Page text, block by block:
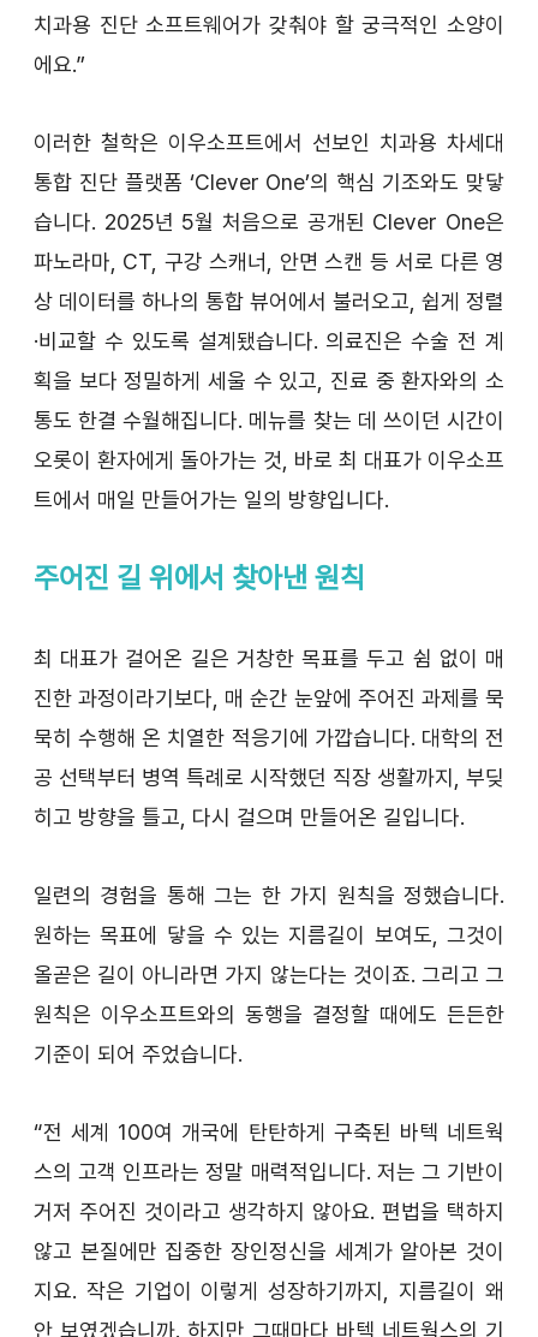
치과용 진단 소프트웨어가 갖춰야 할 궁극적인 소양이
에요.”
이러한 철학은 이우소프트에서 선보인 치과용 차세대
통합 진단 플랫폼 ‘Clever One’의 핵심 기조와도 맞닿
습니다. 2025년 5월 처음으로 공개된 Clever One은
파노라마, CT, 구강 스캐너, 안면 스캔 등 서로 다른 영
상 데이터를 하나의 통합 뷰어에서 불러오고, 쉽게 정렬
·비교할 수 있도록 설계됐습니다. 의료진은 수술 전 계
획을 보다 정밀하게 세울 수 있고, 진료 중 환자와의 소
통도 한결 수월해집니다. 메뉴를 찾는 데 쓰이던 시간이
오롯이 환자에게 돌아가는 것, 바로 최 대표가 이우소프
트에서 매일 만들어가는 일의 방향입니다.
주어진 길 위에서 찾아낸 원칙
최 대표가 걸어온 길은 거창한 목표를 두고 쉼 없이 매
진한 과정이라기보다, 매 순간 눈앞에 주어진 과제를 묵
묵히 수행해 온 치열한 적응기에 가깝습니다. 대학의 전
공 선택부터 병역 특례로 시작했던 직장 생활까지, 부딪
히고 방향을 틀고, 다시 걸으며 만들어온 길입니다.
일련의 경험을 통해 그는 한 가지 원칙을 정했습니다.
원하는 목표에 닿을 수 있는 지름길이 보여도, 그것이
올곧은 길이 아니라면 가지 않는다는 것이죠. 그리고 그
원칙은 이우소프트와의 동행을 결정할 때에도 든든한
기준이 되어 주었습니다.
“전 세계 100여 개국에 탄탄하게 구축된 바텍 네트웍
스의 고객 인프라는 정말 매력적입니다. 저는 그 기반이
거저 주어진 것이라고 생각하지 않아요. 편법을 택하지
않고 본질에만 집중한 장인정신을 세계가 알아본 것이
지요. 작은 기업이 이렇게 성장하기까지, 지름길이 왜
안 보였겠습니까. 하지만 그때마다 바텍 네트웍스의 기